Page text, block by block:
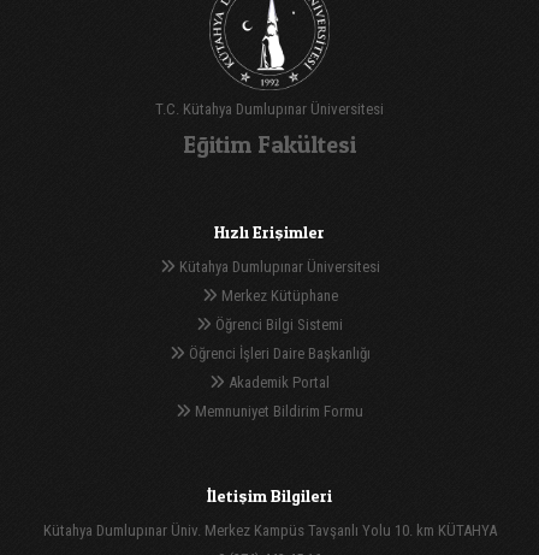
T.C. Kütahya Dumlupınar Üniversitesi
Eğitim Fakültesi
Hızlı Erişimler
Kütahya Dumlupınar Üniversitesi
Merkez Kütüphane
Öğrenci Bilgi Sistemi
Öğrenci İşleri Daire Başkanlığı
Akademik Portal
Memnuniyet Bildirim Formu
İletişim Bilgileri
Kütahya Dumlupınar Üniv. Merkez Kampüs Tavşanlı Yolu 10. km KÜTAHYA